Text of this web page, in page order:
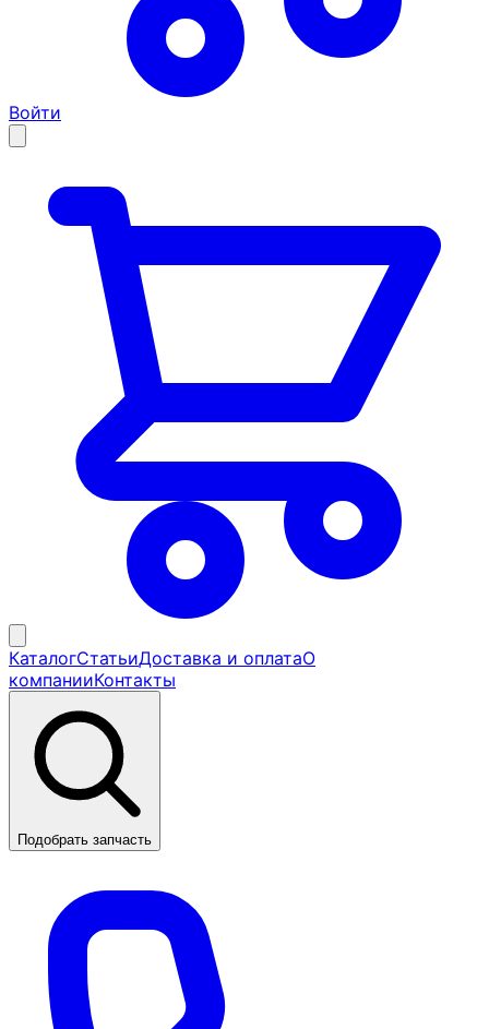
Войти
КаталогСтатьиДоставка и оплатаО
компанииКонтакты
Подобрать запчасть